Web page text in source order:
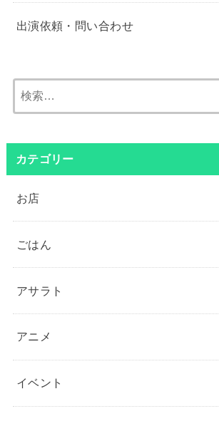
出演依頼・問い合わせ
索:
カテゴリー
お店
ごはん
アサラト
アニメ
イベント